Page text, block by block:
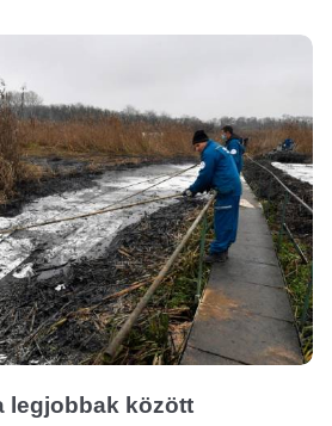
legjobbak között